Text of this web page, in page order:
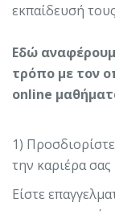
εκπαίδευσή
Εδώ
τρόπο με τον
online
1)
την καριέρα σας
Είστε